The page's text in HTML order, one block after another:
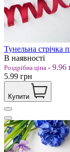
Тунельна стрічка
В наявності
Роздрібна ціна - 9.96
5.99 грн
Купити